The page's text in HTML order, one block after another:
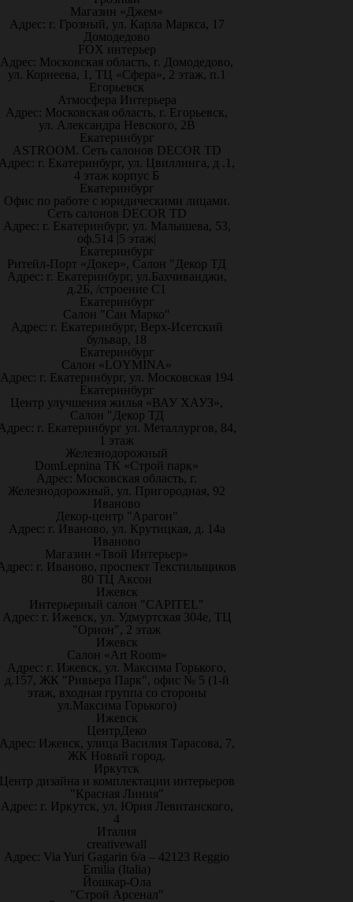
Магазин «Джем»
Адрес: г. Грозный, ул. Карла Маркса, 17
Домодедово
FOX интерьер
Адрес: Московская область, г. Домодедово,
ул. Корнеева, 1, ТЦ «Сфера», 2 этаж, п.1
Егорьевск
Атмосфера Интерьера
Адрес: Московская область, г. Егорьевск,
ул. Александра Невского, 2В
Екатеринбург
ASTROOM. Сеть салонов DECOR TD
г. Екатеринбург, ул. Цвиллинга, д .1,
4 этаж корпус Б
Екатеринбург
Офис по работе с юридическими лицами.
Сеть салонов DECOR TD
Адрес: г. Екатеринбург, ул. Малышева, 53,
оф.514 |5 этаж|
Екатеринбург
Ритейл-Порт «Докер», Салон "Декор ТД
Адрес: г. Екатеринбург, ул.Бахчиванджи,
д.2Б, /строение С1
Екатеринбург
Салон "Сан Марко"
Адрес: г. Екатеринбург, Верх-Исетский
бульвар, 18
Екатеринбург
Салон «LOYMINA»
Адрес: г. Екатеринбург, ул. Московская 194
Екатеринбург
Центр улучшения жилья «ВАУ ХАУЗ»,
Салон "Декор ТД
г. Екатеринбург ул. Металлургов, 84,
1 этаж
Железнодорожный
DomLepnina ТК «Строй парк»
Адрес: Московская область, г.
Железнодорожный, ул. Пригородная, 92
Иваново
Декор-центр "Арагон"
Адрес: г. Иваново, ул. Крутицкая, д. 14а
Иваново
Магазин «Твой Интерьер»
г. Иваново, проспект Текстильщиков
80 ТЦ Аксон
Ижевск
Интерьерный салон "CAPITEL"
Адрес: г. Ижевск, ул. Удмуртская 304е, ТЦ
"Орион", 2 этаж
Ижевск
Салон «Art Room»
Адрес: г. Ижевск, ул. Максима Горького,
д.157, ЖК "Ривьера Парк", офис № 5 (1-й
этаж, входная группа со стороны
ул.Максима Горького)
Ижевск
ЦентрДеко
Ижевск, улица Василия Тарасова, 7,
ЖК Новый город.
Иркутск
дизайна и комплектации интерьеров
"Красная Линия"
Адрес: г. Иркутск, ул. Юрия Левитанского,
4
Италия
creativewall
Адрес: Via Yuri Gagarin 6/a – 42123 Reggio
Emilia (Italia)
Йошкар-Ола
"Строй Арсенал"